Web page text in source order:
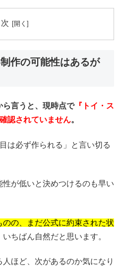
次
作の可能性はあるが
ら言うと、現時点で『トイ・ス
認されていません。
は必ず作られる」と言い切る
が低いと決めつけるのも早い
の、まだ公式に約束された状
ちばん自然だと思います。
ほど、次があるのか気になり